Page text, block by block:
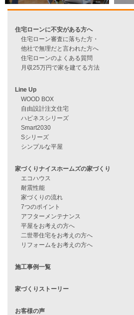
過去のブログ（月別）
資料請求
住宅ローンに不安がある方へ